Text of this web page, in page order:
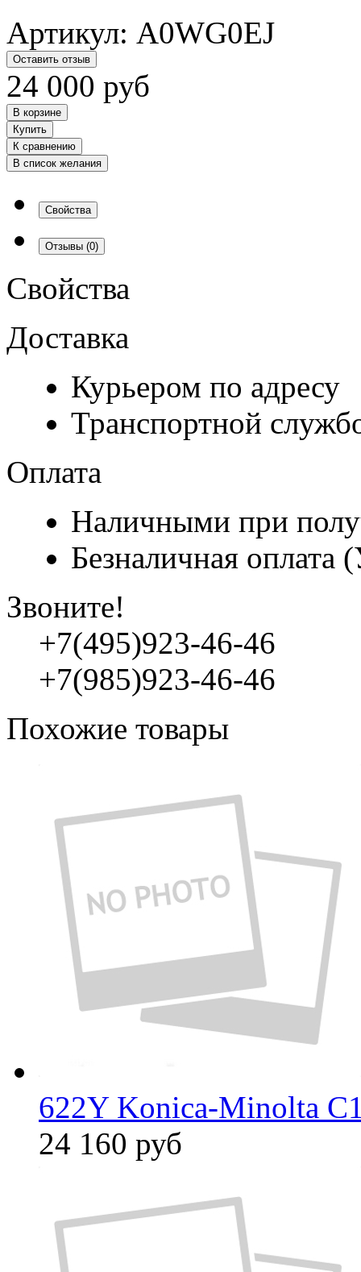
Артикул: A0WG0EJ
Оставить отзыв
24 000 руб
В корзине
Купить
К сравнению
В список желания
Свойства
Отзывы (0)
Свойства
Доставка
Курьером по адресу
Транспортной
Оплата
Наличными при
Безналичная
Звоните!
+7(495)923-46-46
+7(985)923-46-46
Похожие товары
622Y Konica-Minolta
24 160 руб